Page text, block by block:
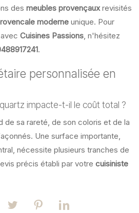
desmeubles provençauxrevisités
moderne unique. Pour
avecCuisines Passions, n'hésitez
.
personnalisée en
impacte-t-il le coût total ?
de sa rareté, de son coloris et de la
Une surface importante,
nécessite plusieurs tranches de
précis établi par votrecuisiniste